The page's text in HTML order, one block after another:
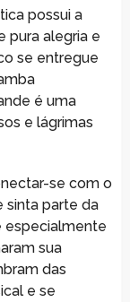
possui a
pura alegria e
se entregue
é uma
e lágrimas
se com o
sinta parte da
especialmente
sua
das
e se